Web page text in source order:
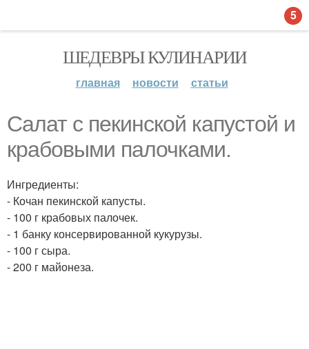
ШЕДЕВРЫ КУЛИНАРИИ
главная новости статьи
Салат с пекинской капустой и
крабовыми палочками.
Ингредиенты:
- Кочан пекинской капусты.
- 100 г крабовых палочек.
- 1 банку консервированной кукурузы.
- 100 г сыра.
- 200 г майонеза.
5